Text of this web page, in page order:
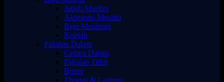
Jubah Muslim
Aksesoris Muslim
Baju Muslimin
Kopiah
Pakaian Dalam
Celana Dalam
Pakaian Tidur
Boxer
Thongs & Lainnya